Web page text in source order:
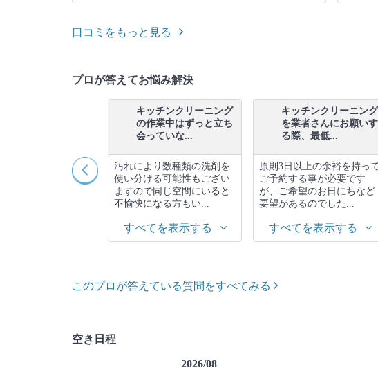
口コミをもっと見る
プロが答えてお悩み解決
石を必ず取り切る
尿石は石化した汚
キッチンクリーニング
の作業中はずっと立ち
会っていな...
汚れにより数種類の洗剤を
使い分ける可能性もござい
ますので同じ空間にいると
不愉快になる方もい...
すべてを表示する
キッチンクリーニング
を業者さんにお願いす
る際、最低...
原則3日以上の余裕を持っ
ご予約する事が必要です
が、ご希望のお日にちなど
要望があるのでした...
すべてを表示する
このプロが答えている質問をすべてみる
空き日程
2026/08